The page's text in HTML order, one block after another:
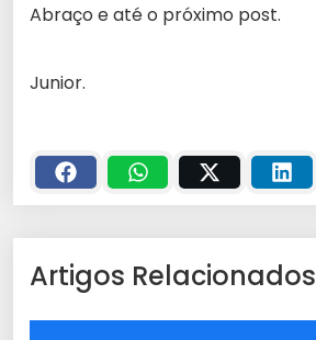
Abraço e até o próximo post.
Junior.
Artigos Relacionados